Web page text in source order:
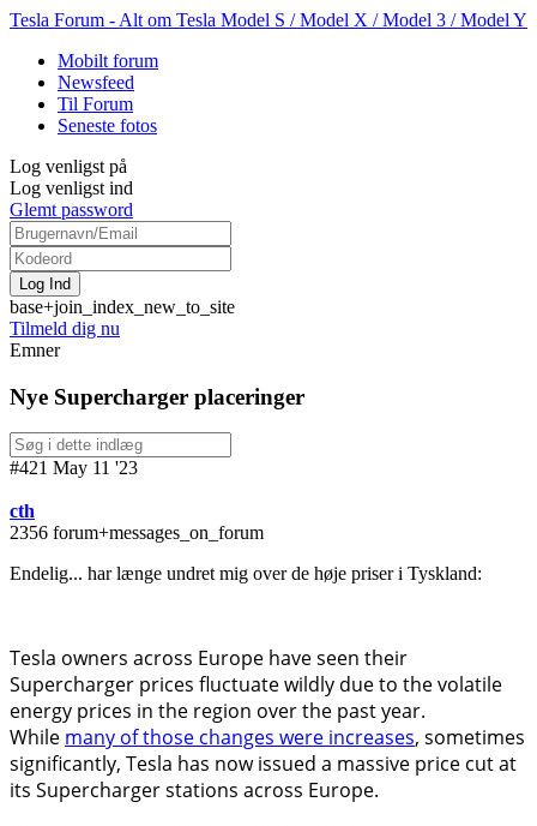
Tesla Forum - Alt om Tesla Model S / Model X / Model 3 / Model Y
Mobilt forum
Newsfeed
Til Forum
Seneste fotos
Log venligst på
Log venligst ind
Glemt password
base+join_index_new_to_site
Tilmeld dig nu
Emner
Nye Supercharger placeringer
#421 May 11 '23
cth
2356 forum+messages_on_forum
Endelig... har længe undret mig over de høje priser i Tyskland:
Tesla owners across Europe have seen their
Supercharger prices fluctuate wildly due to the volatile
energy prices in the region over the past year.
While many of those changes were increases, sometimes
significantly, Tesla has now issued a massive price cut at
its Supercharger stations across Europe.